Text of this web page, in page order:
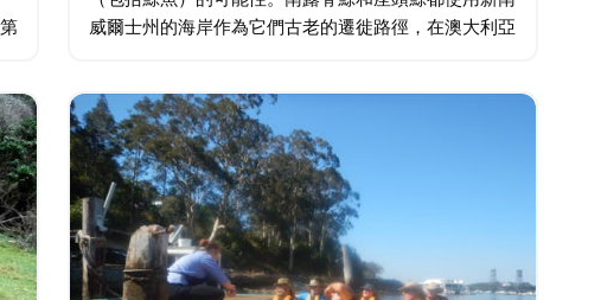
威爾士州的海岸作為它們古老的遷徙路徑，在澳大利亞